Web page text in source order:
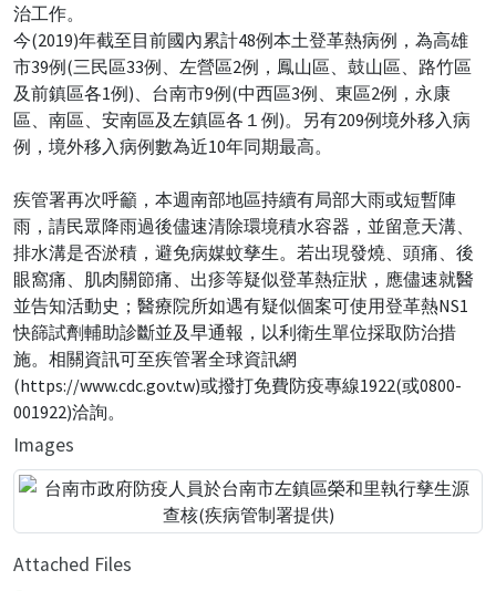
治工作。
今(2019)年截至目前國內累計48例本土登革熱病例，為高雄
市39例(三民區33例、左營區2例，鳳山區、鼓山區、路竹區
及前鎮區各1例)、台南市9例(中西區3例、東區2例，永康
區、南區、安南區及左鎮區各１例)。另有209例境外移入病
例，境外移入病例數為近10年同期最高。
疾管署再次呼籲，本週南部地區持續有局部大雨或短暫陣
雨，請民眾降雨過後儘速清除環境積水容器，並留意天溝、
排水溝是否淤積，避免病媒蚊孳生。若出現發燒、頭痛、後
眼窩痛、肌肉關節痛、出疹等疑似登革熱症狀，應儘速就醫
並告知活動史；醫療院所如遇有疑似個案可使用登革熱NS1
快篩試劑輔助診斷並及早通報，以利衛生單位採取防治措
施。相關資訊可至疾管署全球資訊網
(https://www.cdc.gov.tw)或撥打免費防疫專線1922(或0800-
001922)洽詢。
Images
Attached Files